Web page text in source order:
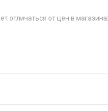
отличаться от цен в